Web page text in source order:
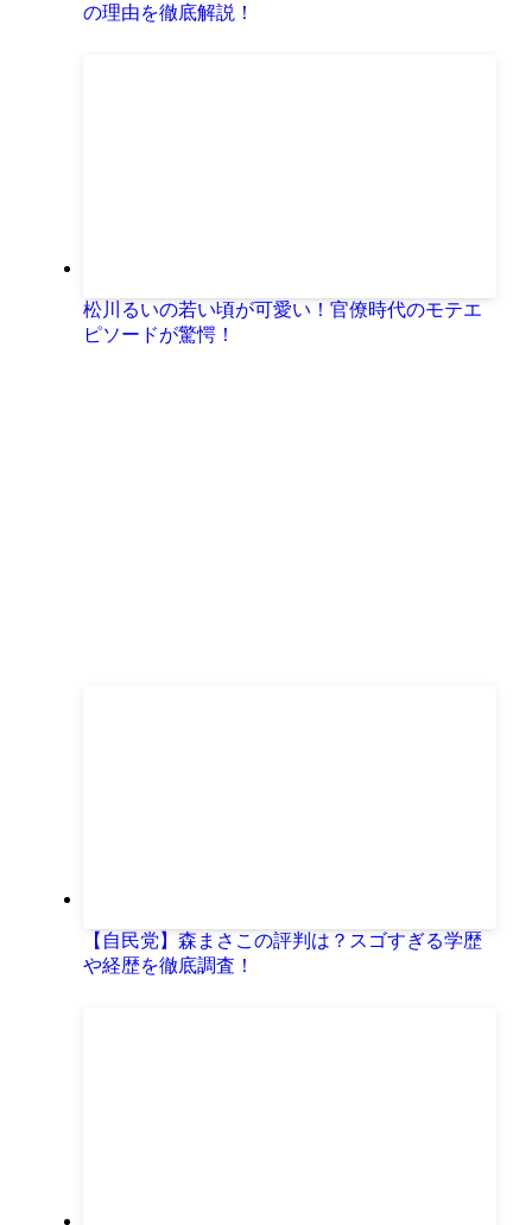
の理由を徹底解説！
松川るいの若い頃が可愛い！官僚時代のモテエ
ピソードが驚愕！
【自民党】森まさこの評判は？スゴすぎる学歴
や経歴を徹底調査！